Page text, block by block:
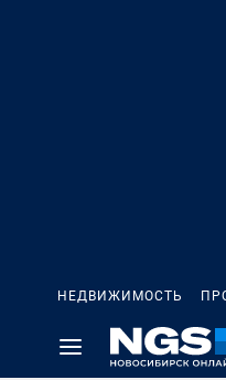
НЕДВИЖИМОСТЬ